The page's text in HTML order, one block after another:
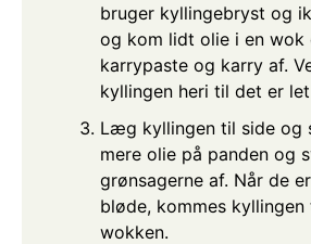
bruger kyllingebryst og
og kom lidt olie i en wok
karrypaste og karry af.
kyllingen heri til det er
Læg kyllingen til side og
mere olie på panden og
grønsagerne af. Når de
bløde, kommes kyllingen
wokken.